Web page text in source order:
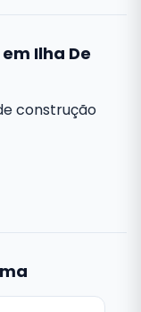
Ilha De
construção